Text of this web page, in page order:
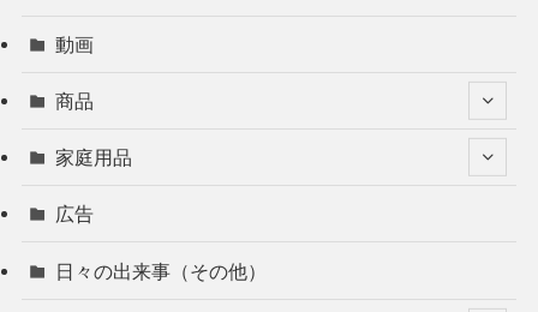
動画
商品
家庭用品
広告
日々の出来事（その他）